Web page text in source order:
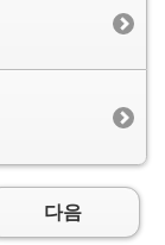
다음